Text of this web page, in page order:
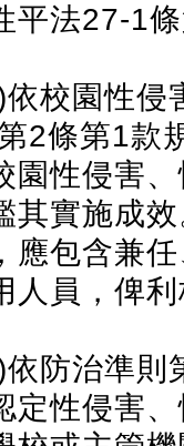
平法27-1
依校園性侵
2條第1款
園性侵害
其實施成
應包含兼
人員，俾
依防治準則
定性侵害